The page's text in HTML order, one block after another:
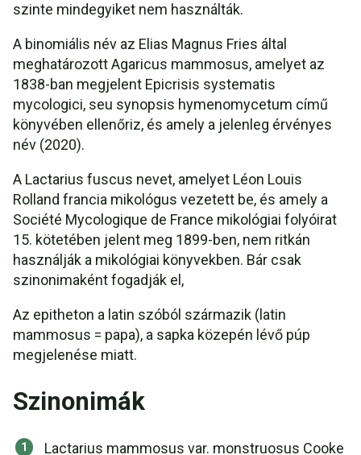
szinte mindegyiket nem használták.
A binomiális név az Elias Magnus Fries által
meghatározott Agaricus mammosus, amelyet az
1838-ban megjelent Epicrisis systematis
mycologici, seu synopsis hymenomycetum című
könyvében ellenőriz, és amely a jelenleg érvényes
név (2020).
A Lactarius fuscus nevet, amelyet Léon Louis
Rolland francia mikológus vezetett be, és amely a
Société Mycologique de France mikológiai folyóirat
15. kötetében jelent meg 1899-ben, nem ritkán
használják a mikológiai könyvekben. Bár csak
szinonimaként fogadják el,
Az epitheton a latin szóból származik (latin
mammosus = papa), a sapka közepén lévő púp
megjelenése miatt.
Szinonimák
Lactarius mammosus var. monstruosus Cooke